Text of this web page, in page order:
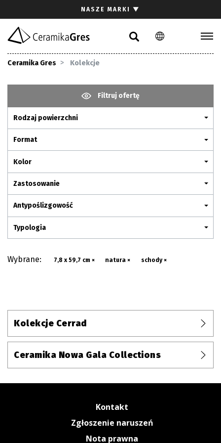
PL EN DE
NASZE MARKI ▼
Ceramika Gres Kolekcje
Filtruj ofertę
Rodzaj powierzchni
Format
Kolor
Zastosowanie
Antypoślizgowość
Typologia
Wybrane: 7,8 x 59,7 cm × natura × schody ×
Kolekcje Cerrad
Ceramika Nowa Gala Collections
Kontakt
Zgłoszenie naruszeń
Nota prawna
Pliki do pobrania